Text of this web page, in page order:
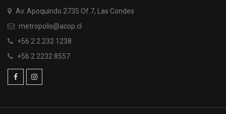
Av. Apoquindo 2735 Of.7, Las Condes
metropolis@acop.cl
+56 2 2 232 1238
+56 2 2232 8557